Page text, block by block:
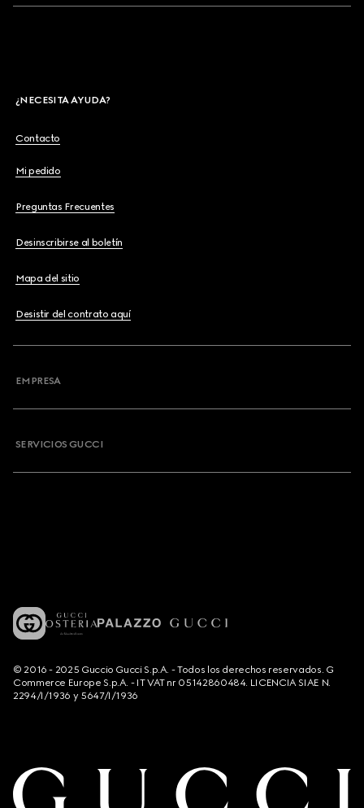
¿NECESITA AYUDA?
Contacto
Mi pedido
Preguntas Frecuentes
Desinscribirse al boletín
Mapa del sitio
Desistir del contrato aquí
EMPRESA
SERVICIOS GUCCI
© 2016 - 2025 Guccio Gucci S.p.A. - Todos los derechos reservados. G
Commerce Europe S.p.A. - IT VAT nr 05142860484. LICENCIA SIAE N.
2294/I/1936 y 5647/I/1936